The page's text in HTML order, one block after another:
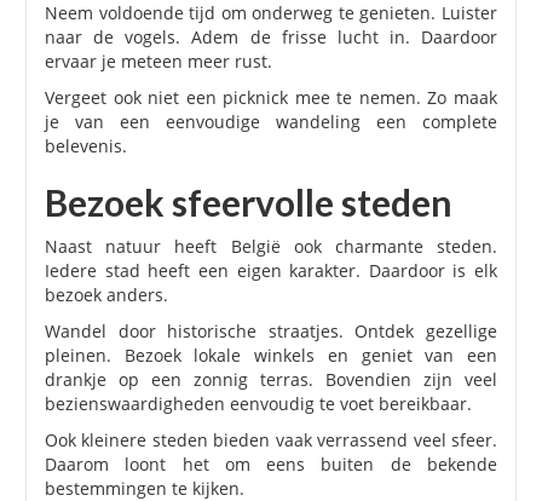
Neem voldoende tijd om onderweg te genieten. Luister
naar de vogels. Adem de frisse lucht in. Daardoor
ervaar je meteen meer rust.
Vergeet ook niet een picknick mee te nemen. Zo maak
je van een eenvoudige wandeling een complete
belevenis.
Bezoek sfeervolle steden
Naast natuur heeft België ook charmante steden.
Iedere stad heeft een eigen karakter. Daardoor is elk
bezoek anders.
Wandel door historische straatjes. Ontdek gezellige
pleinen. Bezoek lokale winkels en geniet van een
drankje op een zonnig terras. Bovendien zijn veel
bezienswaardigheden eenvoudig te voet bereikbaar.
Ook kleinere steden bieden vaak verrassend veel sfeer.
Daarom loont het om eens buiten de bekende
bestemmingen te kijken.